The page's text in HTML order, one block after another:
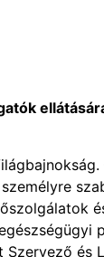
Szervező és